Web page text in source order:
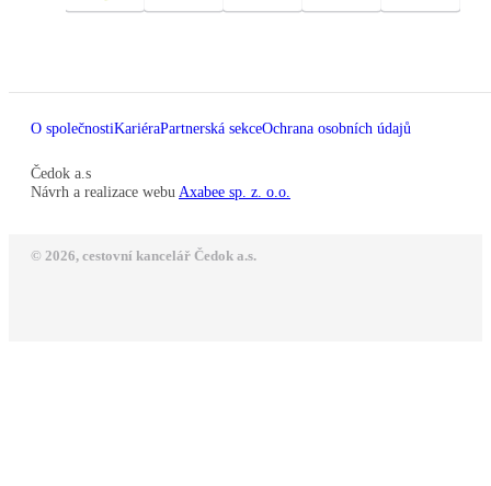
O společnostiKariéraPartnerská sekceOchrana osobních údajů
Čedok a.s
Návrh a realizace webu Axabee sp. z. o.o.
© 2026, cestovní kancelář Čedok a.s.